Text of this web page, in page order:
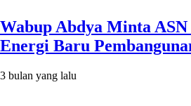
Wabup Abdya Minta
Energi Baru
3 bulan yang lalu